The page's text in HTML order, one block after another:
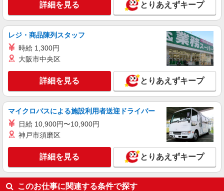
アルバイト
ライフ扇大橋駅前店（店舗コード867）
NEW
レジ
ライフ扇大橋駅前店 東京都足立区扇2-26-1
キープ 詳細を見る
詳細を見る とりあえずキープ
レジ・商品陳列スタッフ
時給 1,300円
大阪市中央区
詳細を見る とりあえずキープ
マイクロバスによる施設利用者送迎ドライバー
日給 10,900円〜10,900円
神戸市須磨区
詳細を見る とりあえずキープ
このお仕事に関連する条件で探す